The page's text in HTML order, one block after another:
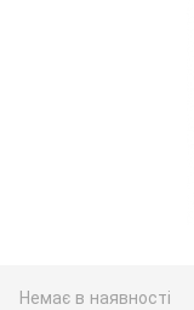
Немає в наявності